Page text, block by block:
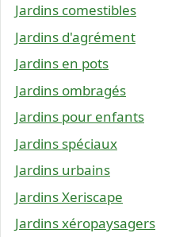
Jardins comestibles
Jardins d'agrément
Jardins en pots
Jardins ombragés
Jardins pour enfants
Jardins spéciaux
Jardins urbains
Jardins Xeriscape
Jardins xéropaysagers